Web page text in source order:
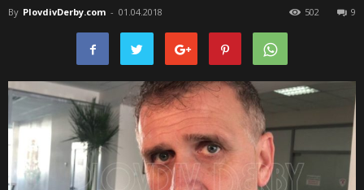
By PlovdivDerby.com - 01.04.2018 9
502